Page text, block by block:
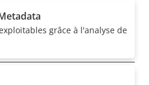
grâce à l'analyse de